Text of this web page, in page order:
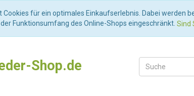
Cookies für ein optimales Einkaufserlebnis. Dabei
Funktionsumfang des Online-Shops eingeschränkt. Sind
Shop.de